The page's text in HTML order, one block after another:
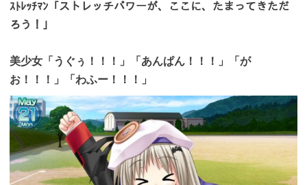
ｽﾄﾚｯﾁﾏﾝ「ストレッチパワーが、ここに、たまってきただ
ろう！」
美少女「うぐぅ！！！」「あんぱん！！！」「が
お！！！」「わふー！！！」